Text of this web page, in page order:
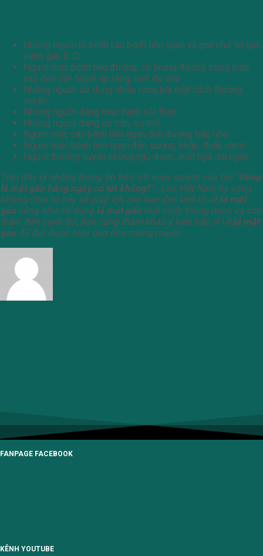
Những người bị bệnh các bệnh liên quan về gan như xơ gan,
viêm gan B, C..
Người mắc bệnh tiểu đường, có lượng đường trong máu
cao dẫn dến huyết áp tăng, loét dạ dày.
Những người sử dụng nhiều rượu bia một cách thường
xuyên.
Những người đang mắc bệnh sỏi thận.
Những người đang dư cân, dư mỡ.
Người mắc các bệnh liên quan đến đường tiêu hóa.
Người mắc bệnh liên quan đến xương, khớp, thiếu canxi.
Người thường xuyên không ngủ được, mất ngủ dài ngày.
Trên đây là những thông tin hữu ích xoay quanh câu hỏi “Uống
lá mật gấu hằng ngày có tốt không?” , Las Việt Nam hy vọng
những chia sẻ này sẽ giúp ích cho bạn đọc biết rõ về lá mật
gấucũng như sử dụng lá mật gấumột cách thông minh và cẩn
thận. Bên cạnh đó, bạn cũng tham khảo ý kiến bác sĩ về lá mật
gấuđể đạt được hiệu quả như mong muốn.
FANPAGE FACEBOOK
KÊNH YOUTUBE